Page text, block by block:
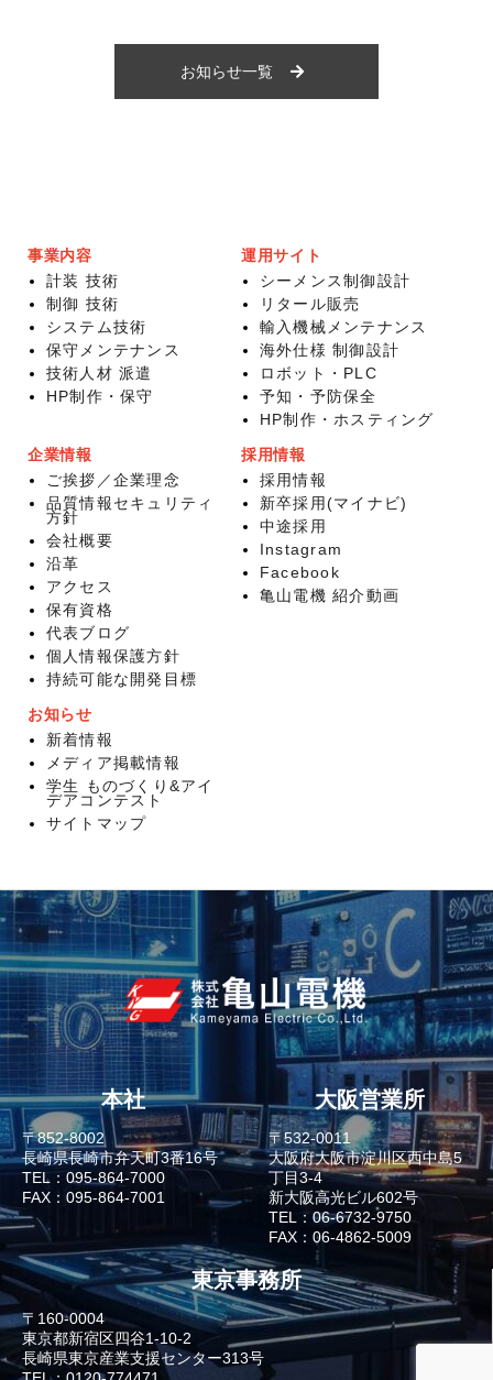
お知らせ一覧
事業内容
計装 技術
制御 技術
システム技術
保守メンテナンス
技術人材 派遣
HP制作・保守
運用サイト
シーメンス制御設計
リタール販売
輸入機械メンテナンス
海外仕様 制御設計
ロボット・PLC
予知・予防保全
HP制作・ホスティング
企業情報
ご挨拶／企業理念
品質情報セキュリティ
方針
会社概要
沿革
アクセス
保有資格
代表ブログ
個人情報保護方針
持続可能な開発目標
採用情報
採用情報
新卒採用(マイナビ)
中途採用
Instagram
Facebook
亀山電機 紹介動画
お知らせ
新着情報
メディア掲載情報
学生 ものづくり&アイ
デアコンテスト
サイトマップ
本社
〒852-8002
長崎県長崎市弁天町3番16号
TEL：095-864-7000
FAX：095-864-7001
大阪営業所
〒532-0011
大阪府大阪市淀川区西中島5
丁目3-4
新大阪高光ビル602号
TEL：06-6732-9750
FAX：06-4862-5009
東京事務所
〒160-0004
東京都新宿区四谷1-10-2
長崎県東京産業支援センター313号